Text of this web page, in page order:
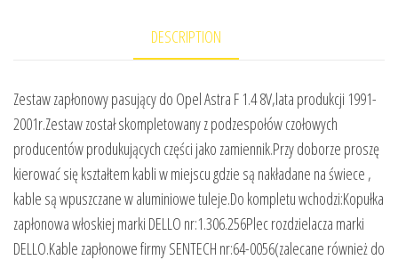
DESCRIPTION
Zestaw zapłonowy pasujący do Opel Astra F 1.4 8V,lata produkcji 1991-
2001r.Zestaw został skompletowany z podzespołów czołowych
producentów produkujących części jako zamiennik.Przy doborze proszę
kierować się kształtem kabli w miejscu gdzie są nakładane na świece ,
kable są wpuszczane w aluminiowe tuleje.Do kompletu wchodzi:Kopułka
zapłonowa włoskiej marki DELLO nr:1.306.256Plec rozdzielacza marki
DELLO.Kable zapłonowe firmy SENTECH nr:64-0056(zalecane również do